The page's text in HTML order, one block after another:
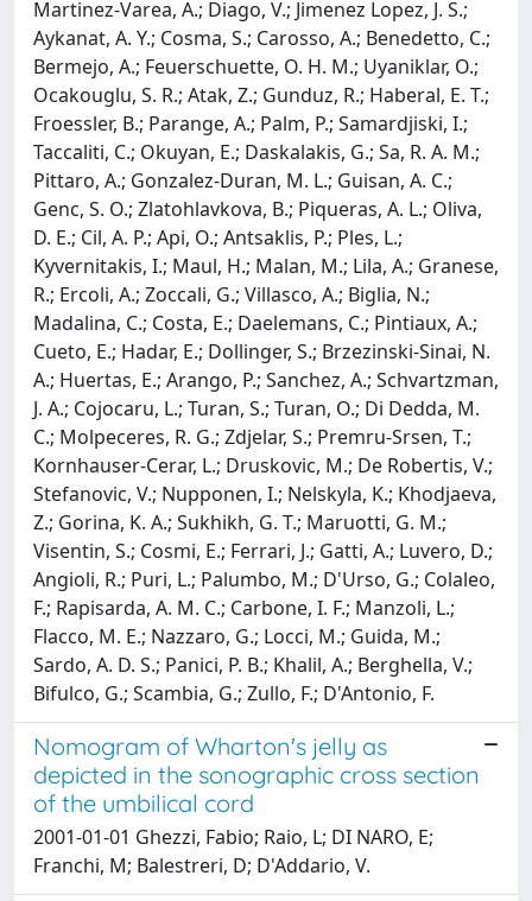
Martinez-Varea, A.; Diago, V.; Jimenez Lopez, J. S.;
Aykanat, A. Y.; Cosma, S.; Carosso, A.; Benedetto, C.;
Bermejo, A.; Feuerschuette, O. H. M.; Uyaniklar, O.;
Ocakouglu, S. R.; Atak, Z.; Gunduz, R.; Haberal, E. T.;
Froessler, B.; Parange, A.; Palm, P.; Samardjiski, I.;
Taccaliti, C.; Okuyan, E.; Daskalakis, G.; Sa, R. A. M.;
Pittaro, A.; Gonzalez-Duran, M. L.; Guisan, A. C.;
Genc, S. O.; Zlatohlavkova, B.; Piqueras, A. L.; Oliva,
D. E.; Cil, A. P.; Api, O.; Antsaklis, P.; Ples, L.;
Kyvernitakis, I.; Maul, H.; Malan, M.; Lila, A.; Granese,
R.; Ercoli, A.; Zoccali, G.; Villasco, A.; Biglia, N.;
Madalina, C.; Costa, E.; Daelemans, C.; Pintiaux, A.;
Cueto, E.; Hadar, E.; Dollinger, S.; Brzezinski-Sinai, N.
A.; Huertas, E.; Arango, P.; Sanchez, A.; Schvartzman,
J. A.; Cojocaru, L.; Turan, S.; Turan, O.; Di Dedda, M.
C.; Molpeceres, R. G.; Zdjelar, S.; Premru-Srsen, T.;
Kornhauser-Cerar, L.; Druskovic, M.; De Robertis, V.;
Stefanovic, V.; Nupponen, I.; Nelskyla, K.; Khodjaeva,
Z.; Gorina, K. A.; Sukhikh, G. T.; Maruotti, G. M.;
Visentin, S.; Cosmi, E.; Ferrari, J.; Gatti, A.; Luvero, D.;
Angioli, R.; Puri, L.; Palumbo, M.; D'Urso, G.; Colaleo,
F.; Rapisarda, A. M. C.; Carbone, I. F.; Manzoli, L.;
Flacco, M. E.; Nazzaro, G.; Locci, M.; Guida, M.;
Sardo, A. D. S.; Panici, P. B.; Khalil, A.; Berghella, V.;
Bifulco, G.; Scambia, G.; Zullo, F.; D'Antonio, F.
Nomogram of Wharton's jelly as
depicted in the sonographic cross section
of the umbilical cord
2001-01-01 Ghezzi, Fabio; Raio, L; DI NARO, E;
Franchi, M; Balestreri, D; D'Addario, V.